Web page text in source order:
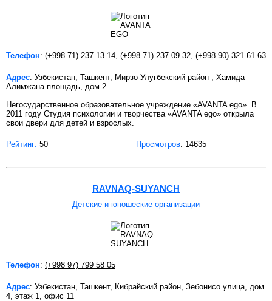
Телефон: (+998 71) 237 13 14 (+998 71) 237 09 32 (+998 90) 321 61 63
Адрес: Узбекистан, Ташкент, Мирзо-Улугбекский район , Хамида
Алимжана площадь, дом 2
Негосударственное образовательное учреждение «AVANTA ego». В
2011 году Студия психологии и творчества «AVANTA ego» открыла
свои двери для детей и взрослых.
Рейтинг: 50 Просмотров: 14635
RAVNAQ-SUYANCH
Детские и юношеские организации
Телефон: (+998 97) 799 58 05
Адрес: Узбекистан, Ташкент, Кибрайский район, Зебонисо улица, дом
4, этаж 1, офис 11